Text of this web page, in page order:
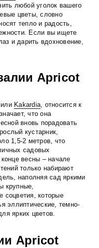
любой уголок вашего
цветы, словно
тепло и радость,
Если вы ищете
и дарить вдохновение,
Apricot
Kakardia , относится к
что она
вновь порадовать
кустарник,
1,5-2 метров, что
садовых
весны – начале
только набирают
наполняя сад яркими
крупные,
соцветия, которые
эллиптические, темно-
ярких цветов.
Apricot